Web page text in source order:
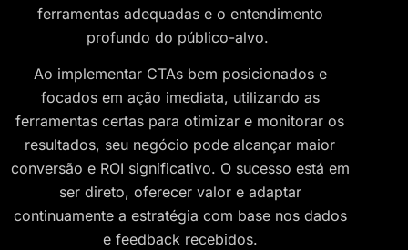
ferramentas adequadas e o entendimento
profundo do público-alvo.
Ao implementar CTAs bem posicionados e
focados em ação imediata, utilizando as
ferramentas certas para otimizar e monitorar os
resultados, seu negócio pode alcançar maior
conversão e ROI significativo. O sucesso está em
ser direto, oferecer valor e adaptar
continuamente a estratégia com base nos dados
e feedback recebidos.